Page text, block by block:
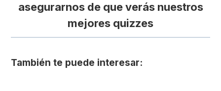
asegurarnos de que verás nuestros
mejores quizzes
También te puede interesar: